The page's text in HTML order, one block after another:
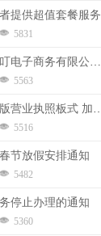
提供超值套餐服务
5831
5563
5516
节放假安排通知
5482
停止办理的通知
5360